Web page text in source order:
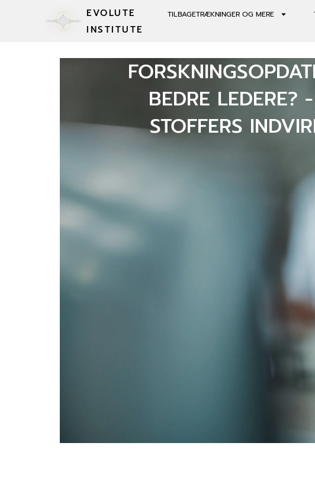
TILBAGETRÆKNINGER OG MERE
EVOLUTE
INSTITUTE
BEDRE LEDERE?
STOFFERS